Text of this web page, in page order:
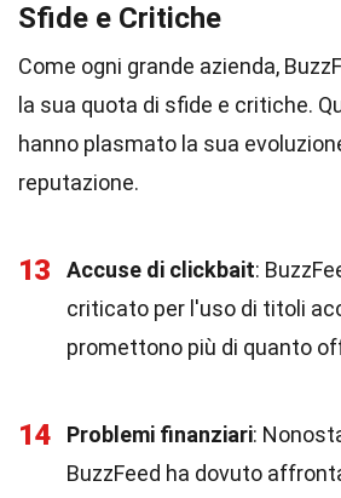
Sfide e Critiche
Come ogni grande azienda,
la sua quota di sfide e critiche.
hanno plasmato la sua
reputazione.
13 Accuse di clickbait:
criticato per l'uso di titoli
promettono più di quanto
14 Problemi finanziari:
BuzzFeed ha dovuto